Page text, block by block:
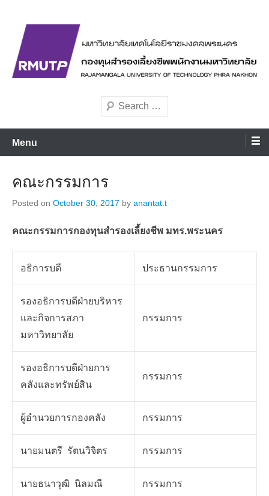
content
Search
Menu
คณะกรรมการ
Posted on October 30, 2017 by anantat.t
คณะกรรมการกองทุนสำรองเลี้ยงชีพ มทร.พระนคร
อธิการบดี ประธานกรรมการ
รองอธิการบดีฝ่ายบริหาร
และกิจการสภา
มหาวิทยาลัย
กรรมการ
รองอธิการบดีฝ่ายการ
คลังและทรัพย์สิน
กรรมการ
ผู้อำนวยการกองคลัง กรรมการ
นายมนตรี รัตนวิจิตร กรรมการ
นายธนาวุฒิ นิลมณี กรรมการ